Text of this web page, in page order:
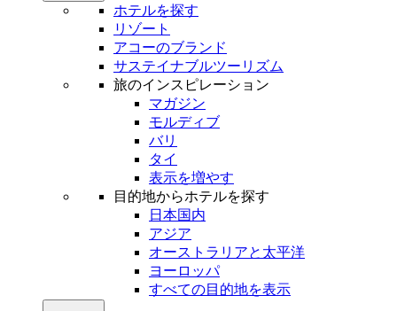
ホテルを探す
リゾート
アコーのブランド
サステイナブルツーリズム
旅のインスピレーション
マガジン
モルディブ
バリ
タイ
表示を増やす
目的地からホテルを探す
日本国内
アジア
オーストラリアと太平洋
ヨーロッパ
すべての目的地を表示